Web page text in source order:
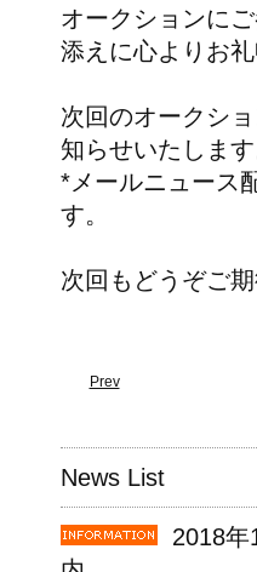
オークションに
添えに心よりお礼
次回のオークシ
知らせいたします
*メールニュース
す。
次回もどうぞご期
Prev
News List
2018